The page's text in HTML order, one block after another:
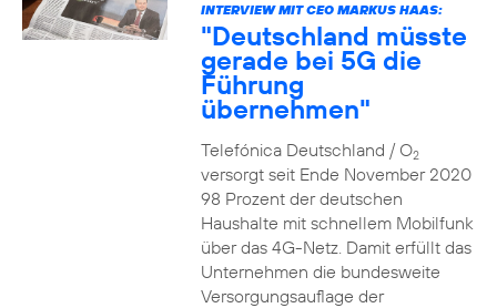
INTERVIEW MIT CEO MARKUS HAAS:
"Deutschland müsste
gerade bei 5G die
Führung
übernehmen"
Telefónica Deutschland / O2
versorgt seit Ende November 2020
98 Prozent der deutschen
Haushalte mit schnellem Mobilfunk
über das 4G-Netz. Damit erfüllt das
Unternehmen die bundesweite
Versorgungsauflage der